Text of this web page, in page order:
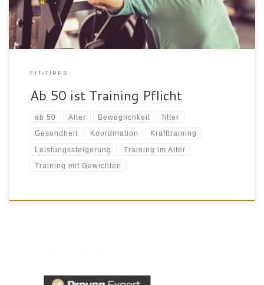
pflegebedürftig, weil […]
FIT-TIPPS
Ab 50 ist Training Pflicht
ab 50 Alter Beweglichkeit fitter
Gesundheit Koordination Krafttraining
Leistungssteigerung Training im Alter
Training mit Gewichten